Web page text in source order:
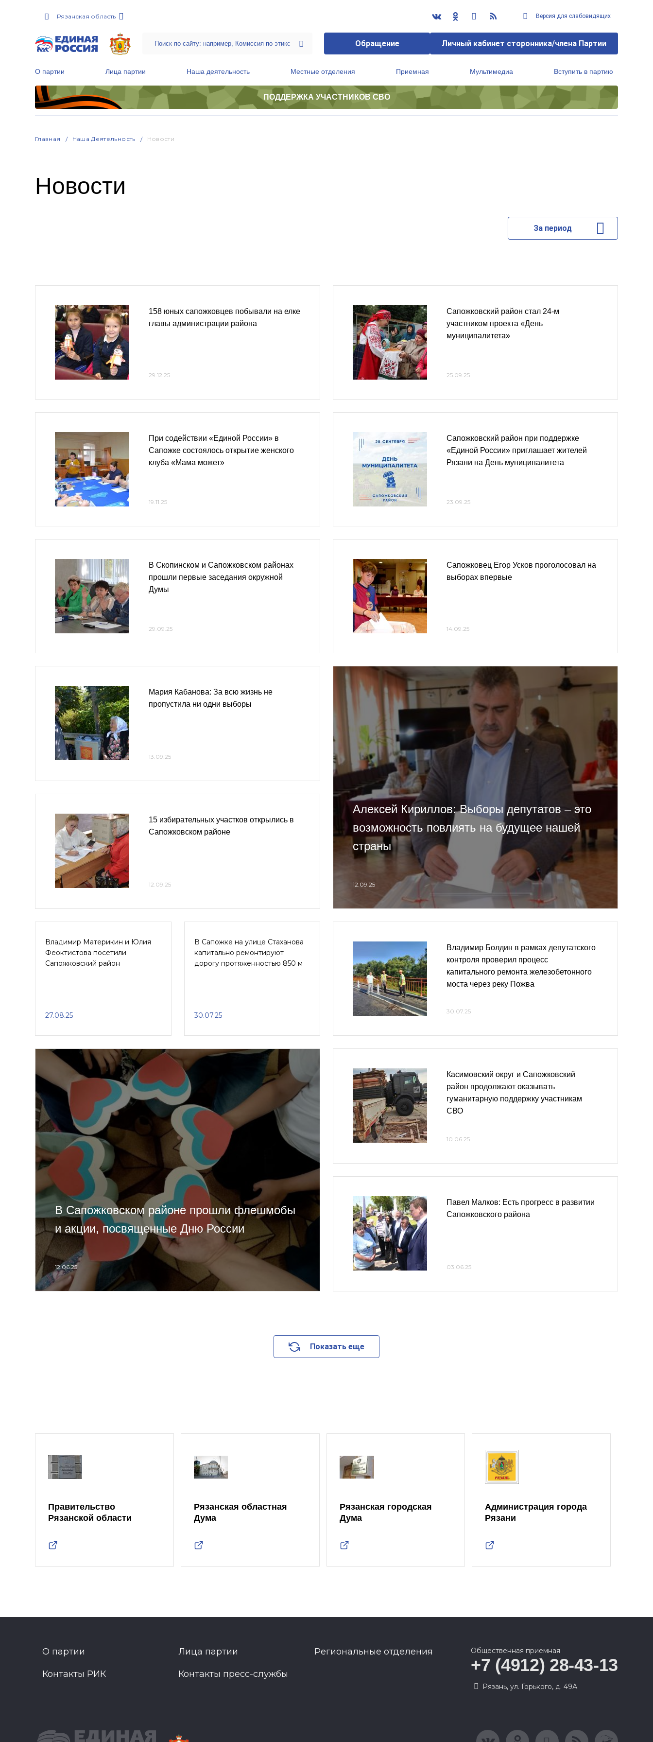
Рязанская область Версия для слабовидящих
Обращение Личный кабинет сторонника/члена Партии
О партии Лица партии Наша деятельность Местные отделения Приемная Мультимедиа Вступить в партию
ПОДДЕРЖКА УЧАСТНИКОВ СВО
Главная Наша Деятельность Новости
Новости
За период
158 юных сапожковцев побывали на елке
главы администрации района
29.12.25
При содействии «Единой России» в
Сапожке состоялось открытие женского
клуба «Мама может»
19.11.25
В Скопинском и Сапожковском районах
прошли первые заседания окружной
Думы
29.09.25
Сапожковский район стал 24-м
участником проекта «День
муниципалитета»
25.09.25
Сапожковский район при поддержке
«Единой России» приглашает жителей
Рязани на День муниципалитета
23.09.25
Сапожковец Егор Усков проголосовал на
выборах впервые
14.09.25
Мария Кабанова: За всю жизнь не
пропустила ни одни выборы
13.09.25
15 избирательных участков открылись в
Сапожковском районе
12.09.25
Алексей Кириллов: Выборы депутатов – это
возможность повлиять на будущее нашей
страны
12.09.25
Владимир Материкин и Юлия
Феоктистова посетили
Сапожковский район
27.08.25
В Сапожке на улице Стаханова
капитально ремонтируют
дорогу протяженностью 850 м
30.07.25
Владимир Болдин в рамках депутатского
контроля проверил процесс
капитального ремонта железобетонного
моста через реку Пожва
30.07.25
В Сапожковском районе прошли флешмобы
и акции, посвященные Дню России
12.06.25
Касимовский округ и Сапожковский
район продолжают оказывать
гуманитарную поддержку участникам
СВО
10.06.25
Павел Малков: Есть прогресс в развитии
Сапожковского района
03.06.25
Показать еще
Правительство
Рязанской области
Рязанская областная
Дума
Рязанская городская
Дума
Администрация города
Рязани
О партии Лица партии Региональные отделения
Контакты РИК Контакты пресс-службы
Общественная приемная
+7 (4912) 28-43-13
Рязань, ул. Горького, д. 49А